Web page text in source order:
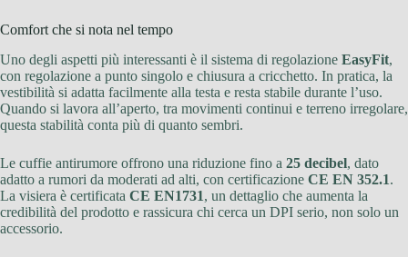
Comfort che si nota nel tempo
Uno degli aspetti più interessanti è il sistema di regolazione EasyFit,
con regolazione a punto singolo e chiusura a cricchetto. In pratica, la
vestibilità si adatta facilmente alla testa e resta stabile durante l’uso.
Quando si lavora all’aperto, tra movimenti continui e terreno irregolare,
questa stabilità conta più di quanto sembri.
Le cuffie antirumore offrono una riduzione fino a 25 decibel, dato
adatto a rumori da moderati ad alti, con certificazione CE EN 352.1.
La visiera è certificata CE EN1731, un dettaglio che aumenta la
credibilità del prodotto e rassicura chi cerca un DPI serio, non solo un
accessorio.